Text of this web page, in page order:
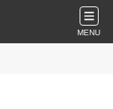
MENU